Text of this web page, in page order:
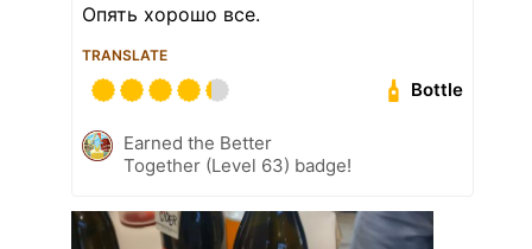
Опять хорошо все.
TRANSLATE
Bottle
Earned the Better
Together (Level 63) badge!